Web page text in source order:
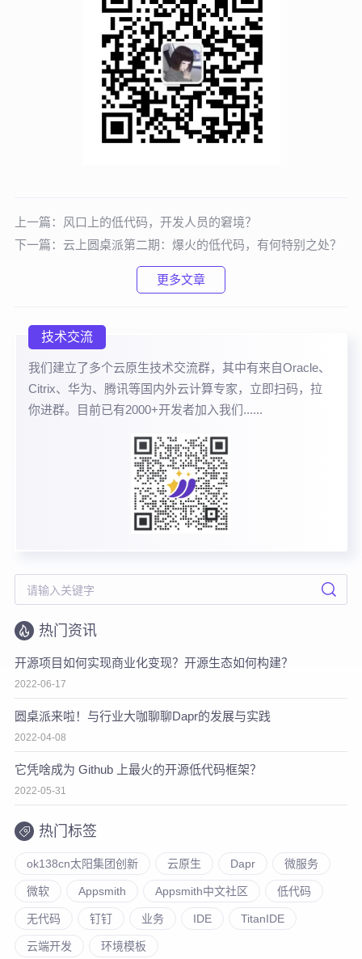
上一篇： 风口上的低代码，开发人员的窘境？
下一篇： 云上圆桌派第二期：爆火的低代码，有何特别之处？
更多文章
技术交流
我们建立了多个云原生技术交流群，其中有来自Oracle、
Citrix、华为、腾讯等国内外云计算专家，立即扫码，拉
你进群。目前已有2000+开发者加入我们......
热门资讯
开源项目如何实现商业化变现？开源生态如何构建？
2022-06-17
圆桌派来啦！与行业大咖聊聊Dapr的发展与实践
2022-04-08
它凭啥成为 Github 上最火的开源低代码框架？
2022-05-31
热门标签
ok138cn太阳集团创新 云原生 Dapr 微服务
微软 Appsmith Appsmith中文社区 低代码
无代码 钉钉 业务 IDE TitanIDE
云端开发 环境模板